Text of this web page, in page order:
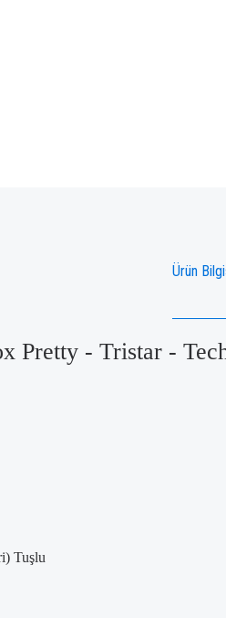
Ürün
Pretty - Tristar -
Tuşlu